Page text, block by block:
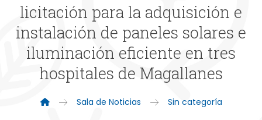
licitación para la adquisición e
instalación de paneles solares e
iluminación eficiente en tres
hospitales de Magallanes
Sala de Noticias Sin categoría